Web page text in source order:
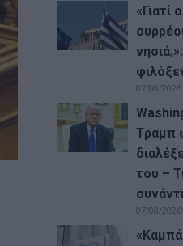
«Γιατί
07/08/2026
Τραμπ
του –
07/08/2026